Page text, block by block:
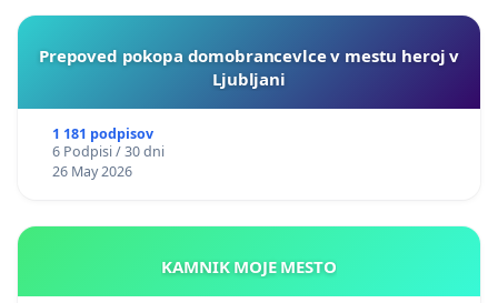
Prepoved pokopa domobrancevlce v mestu heroj v
Ljubljani
1 181 podpisov
6 Podpisi / 30 dni
26 May 2026
KAMNIK MOJE MESTO